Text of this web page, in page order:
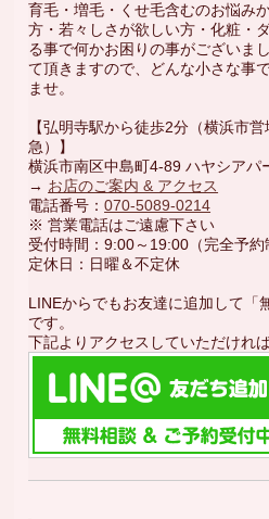
育毛・増毛・くせ毛含むのお悩み
方・若々しさが欲しい方・化粧・
る事で何かお困りの事がございま
て頂きますので、どんな小さな事
ませ。
【弘明寺駅から徒歩2分（横浜市
急）】
横浜市南区中島町4-89 ハヤシアパ
→ お店のご案内 & アクセス
電話番号：070-5089-0214
※ 営業電話はご遠慮下さい
受付時間：9:00～19:00（完全予約
定休日：日曜＆不定休
LINEからでもお友達に追加して「
です。
下記よりアクセスしていただければ